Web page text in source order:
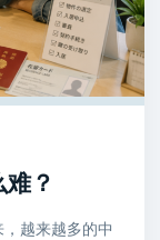
？
越来越多的中